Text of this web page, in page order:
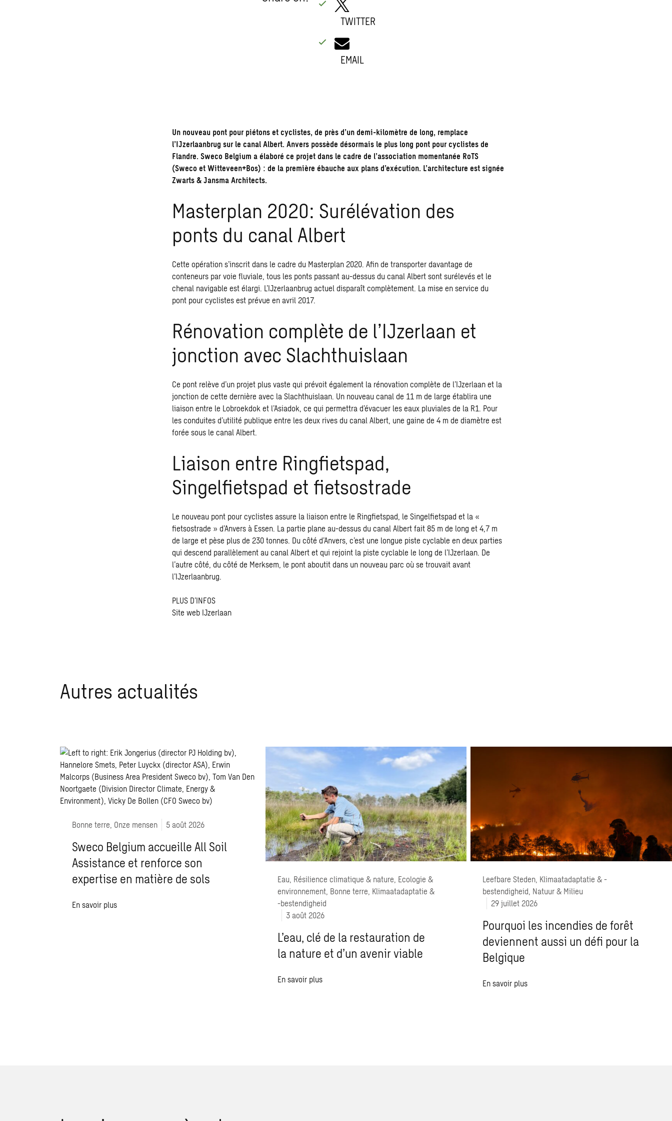
TWITTER
EMAIL
Un nouveau pont pour piétons et cyclistes, de près d’un demi-kilomètre de long, remplace
l’IJzerlaanbrug sur le canal Albert. Anvers possède désormais le plus long pont pour cyclistes de
Flandre. Sweco Belgium a élaboré ce projet dans le cadre de l’association momentanée RoTS
(Sweco et Witteveen+Bos) : de la première ébauche aux plans d’exécution. L’architecture est signée
Zwarts & Jansma Architects.
Masterplan 2020: Surélévation des
ponts du canal Albert
Cette opération s’inscrit dans le cadre du Masterplan 2020. Afin de transporter davantage de
conteneurs par voie fluviale, tous les ponts passant au-dessus du canal Albert sont surélevés et le
chenal navigable est élargi. L’IJzerlaanbrug actuel disparaît complètement. La mise en service du
pont pour cyclistes est prévue en avril 2017.
Rénovation complète de l’IJzerlaan et
jonction avec Slachthuislaan
Ce pont relève d’un projet plus vaste qui prévoit également la rénovation complète de l’IJzerlaan et la
jonction de cette dernière avec la Slachthuislaan. Un nouveau canal de 11 m de large établira une
liaison entre le Lobroekdok et l’Asiadok, ce qui permettra d’évacuer les eaux pluviales de la R1. Pour
les conduites d’utilité publique entre les deux rives du canal Albert, une gaine de 4 m de diamètre est
forée sous le canal Albert.
Liaison entre Ringfietspad,
Singelfietspad et fietsostrade
Le nouveau pont pour cyclistes assure la liaison entre le Ringfietspad, le Singelfietspad et la «
fietsostrade » d’Anvers à Essen. La partie plane au-dessus du canal Albert fait 85 m de long et 4,7 m
de large et pèse plus de 230 tonnes. Du côté d’Anvers, c’est une longue piste cyclable en deux parties
qui descend parallèlement au canal Albert et qui rejoint la piste cyclable le long de l’IJzerlaan. De
l’autre côté, du côté de Merksem, le pont aboutit dans un nouveau parc où se trouvait avant
l’IJzerlaanbrug.
PLUS D’INFOS
Site web IJzerlaan
Autres actualités
Bonne terre, Onze mensen 5 août 2026
Sweco Belgium accueille All Soil
Assistance et renforce son
expertise en matière de sols
En savoir plus
Eau, Résilience climatique & nature, Ecologie &
environnement, Bonne terre, Klimaatadaptatie &
-bestendigheid
3 août 2026
L’eau, clé de la restauration de
la nature et d’un avenir viable
En savoir plus
Leefbare Steden, Klimaatadaptatie & -
bestendigheid, Natuur & Milieu
29 juillet 2026
Pourquoi les incendies de forêt
deviennent aussi un défi pour la
Belgique
En savoir plus